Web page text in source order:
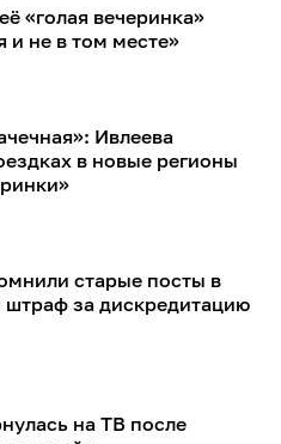
«голая вечеринка»
и не в том месте»
Ивлеева
в новые регионы
старые посты в
штраф за дискредитацию
на ТВ после